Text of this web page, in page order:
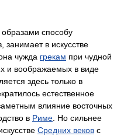
образами способу
занимает в искусстве
чужда грекам при чудной
и воображаемых в виде
здесь только в
естественное
влияние восточных
в Риме. Но сильнее
Средних веков с